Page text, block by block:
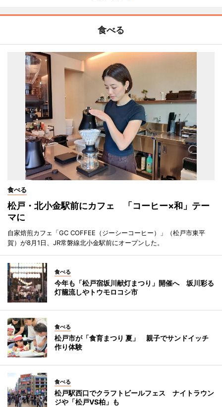
食べる
食べる
松戸・北小金駅前にカフェ 「コーヒー×和」テー
マに
自家焙煎カフェ「GC COFFEE（ジーシーコーヒー）」（松戸市東平
賀）が8月1日、JR常磐線北小金駅前にオープンした。
食べる
今年も「松戸宿坂川献灯まつり」開催へ 坂川彩る
灯籠流しやトウモロコシ市
食べる
松戸市が「食育まつり 夏」 親子でサンドイッチ
作り体験
食べる
松戸駅西口でクラフトビールフェス ナイトラウン
ジや「松戸VS柏」も